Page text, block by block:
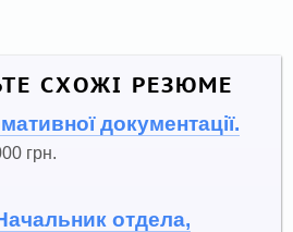
СХОЖІ РЕЗЮМЕ
документації.
грн.
отдела,